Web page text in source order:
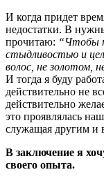
И когда придет
недостатки. В
прочитаю: “Чтобы
стыдливостью и
волос, не золотом,
И тогда я буду
действительно не
действительно
это проявлялась
служащая другим и
В заключение я
своего опыта.